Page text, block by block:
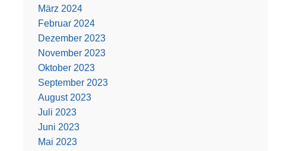
März 2024
Februar 2024
Dezember 2023
November 2023
Oktober 2023
September 2023
August 2023
Juli 2023
Juni 2023
Mai 2023